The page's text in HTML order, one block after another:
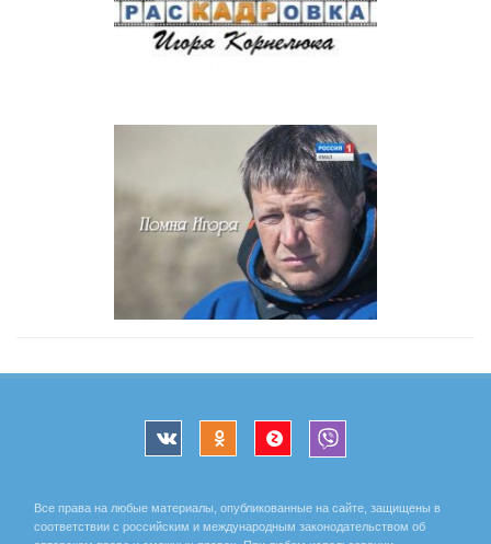
Все права на любые материалы, опубликованные на сайте, защищены в
соответствии с российским и международным законодательством об